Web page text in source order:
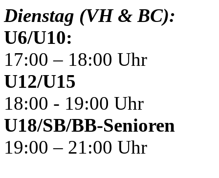
Dienstag (VH & BC):
U6/U10:
17:00 – 18:00 Uhr
U12/U15
18:00 - 19:00 Uhr
U18/SB/BB-Senioren
19:00 – 21:00 Uhr